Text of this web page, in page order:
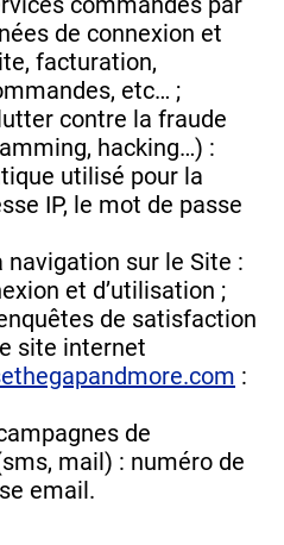
de connexion et
facturation,
etc… ;
contre la fraude
hacking…) :
utilisé pour la
IP, le mot de passe
sur le Site :
et d’utilisation ;
de satisfaction
site internet
:
de
mail) : numéro de
email.